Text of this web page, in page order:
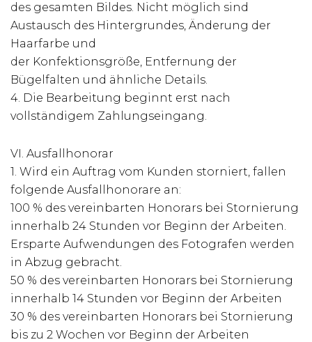
des gesamten Bildes. Nicht möglich sind
Austausch des Hintergrundes, Änderung der
Haarfarbe und
der Konfektionsgröße, Entfernung der
Bügelfalten und ähnliche Details.
4. Die Bearbeitung beginnt erst nach
vollständigem Zahlungseingang.
VI. Ausfallhonorar
1. Wird ein Auftrag vom Kunden storniert, fallen
folgende Ausfallhonorare an:
100 % des vereinbarten Honorars bei Stornierung
innerhalb 24 Stunden vor Beginn der Arbeiten.
Ersparte Aufwendungen des Fotografen werden
in Abzug gebracht.
50 % des vereinbarten Honorars bei Stornierung
innerhalb 14 Stunden vor Beginn der Arbeiten
30 % des vereinbarten Honorars bei Stornierung
bis zu 2 Wochen vor Beginn der Arbeiten